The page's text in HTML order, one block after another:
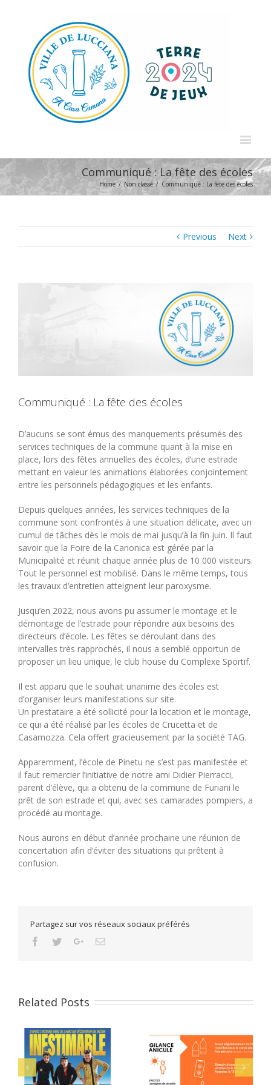
Communiqué : La fête des écoles
Home / Non classé / Communiqué : La fête des écoles
Previous Next
Communiqué : La fête des écoles
D’aucuns se sont émus des manquements présumés des
services techniques de la commune quant à la mise en
place, lors des fêtes annuelles des écoles, d’une estrade
mettant en valeur les animations élaborées conjointement
entre les personnels pédagogiques et les enfants.
Depuis quelques années, les services techniques de la
commune sont confrontés à une situation délicate, avec un
cumul de tâches dès le mois de mai jusqu’à la fin juin. Il faut
savoir que la Foire de la Canonica est gérée par la
Municipalité et réunit chaque année plus de 10 000 visiteurs.
Tout le personnel est mobilisé. Dans le même temps, tous
les travaux d’entretien atteignent leur paroxysme.
Jusqu’en 2022, nous avons pu assumer le montage et le
démontage de l’estrade pour répondre aux besoins des
directeurs d’école. Les fêtes se déroulant dans des
intervalles très rapprochés, il nous a semblé opportun de
proposer un lieu unique, le club house du Complexe Sportif.
Il est apparu que le souhait unanime des écoles est
d’organiser leurs manifestations sur site.
Un prestataire a été sollicité pour la location et le montage,
ce qui a été réalisé par les écoles de Crucetta et de
Casamozza. Cela offert gracieusement par la société TAG.
Apparemment, l’école de Pinetu ne s’est pas manifestée et
il faut remercier l’initiative de notre ami Didier Pierracci,
parent d’élève, qui a obtenu de la commune de Furiani le
prêt de son estrade et qui, avec ses camarades pompiers, a
procédé au montage.
Nous aurons en début d’année prochaine une réunion de
concertation afin d’éviter des situations qui prêtent à
confusion.
Partagez sur vos réseaux sociaux préférés
Facebook
TwitterGoogle+Email
Related Posts
Alerte Orange :
Juin 2026 : les
conférences au